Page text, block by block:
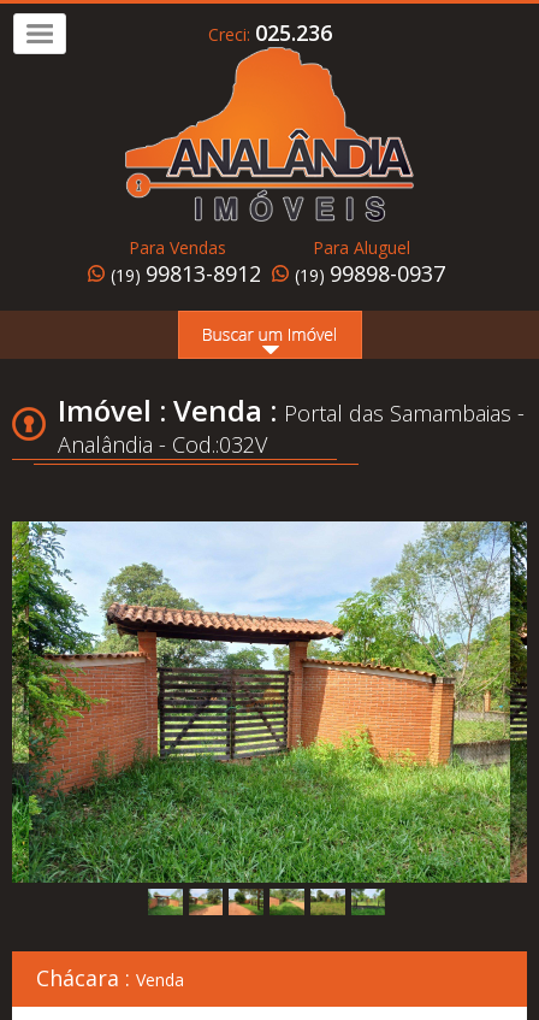
Alugar
Home
Somos
Conheça
Cadastre
seu
Imóvel
Simulador
Financeiro
Localização
Contato
Creci: 025.236
Para Vendas
(19) 99813-8912
Para Aluguel
(19) 99898-0937
Imóvel : Venda : Portal das Samambaias -
Analândia - Cod.:032V
Chácara : Venda